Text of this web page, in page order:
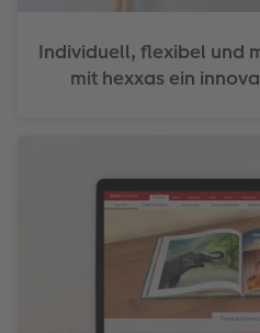
Individuell, flexibel und
mit hexxas ein